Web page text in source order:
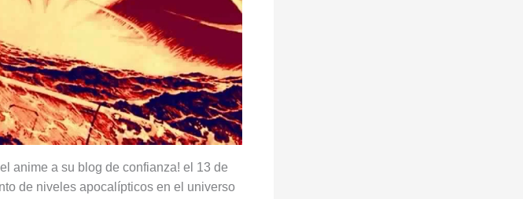
anime a su blog de confianza! el 13 de
de niveles apocalípticos en el universo